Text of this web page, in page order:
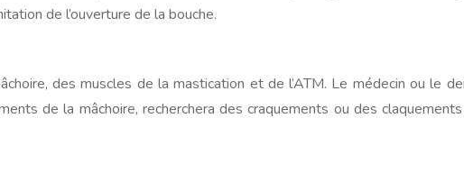
de l’ouverture de la bouche.
des muscles de la mastication et de l’ATM. Le médecin ou le
de la mâchoire, recherchera des craquements ou des